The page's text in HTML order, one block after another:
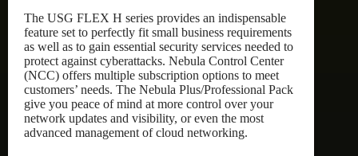
The USG FLEX H series provides an indispensable
feature set to perfectly fit small business requirements
as well as to gain essential security services needed to
protect against cyberattacks. Nebula Control Center
(NCC) offers multiple subscription options to meet
customers’ needs. The Nebula Plus/Professional Pack
give you peace of mind at more control over your
network updates and visibility, or even the most
advanced management of cloud networking.